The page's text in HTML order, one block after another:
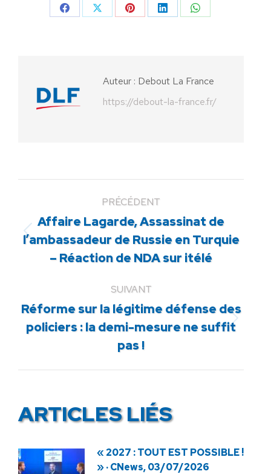
PartagerPartagerPartagerPartagerPartager
Auteur : Debout La France
https://debout-la-france.fr/
PRÉCÉDENT
Article
précédent
:
Affaire Lagarde, Assassinat de
l’ambassadeur de Russie en Turquie
– Réaction de NDA sur itélé
SUIVANT
Article
suivant
:
Réforme sur la légitime défense des
policiers : la demi-mesure ne suffit
pas !
ARTICLES LIÉS
« 2027 : TOUT EST POSSIBLE !
» · CNews, 03/07/2026